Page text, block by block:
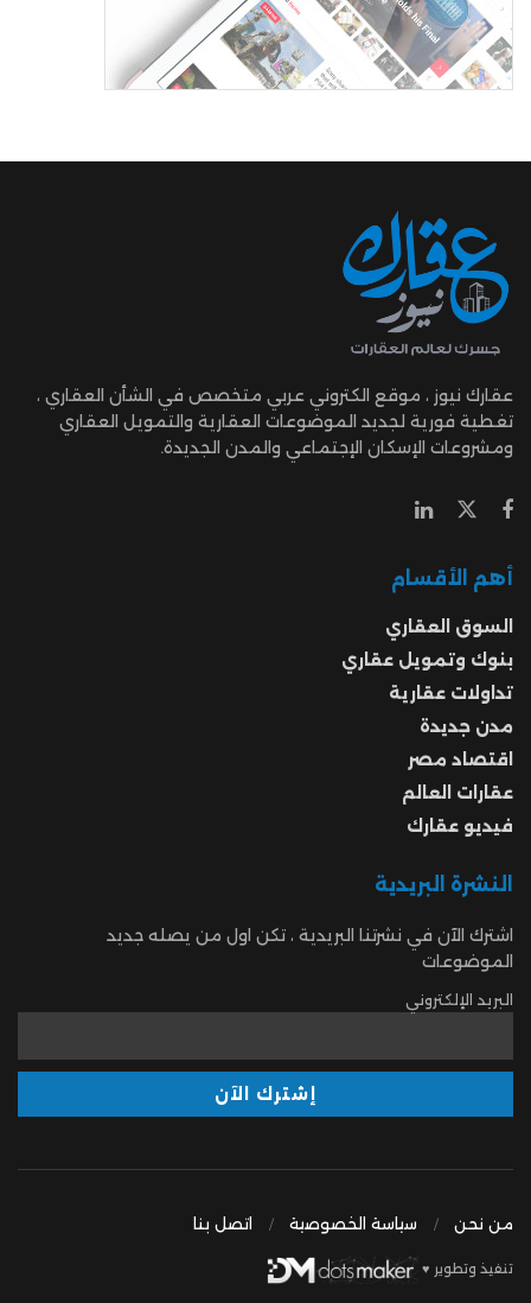
عقارك نيوز ، موقع الكتروني عربي متخصص في الشأن العقاري ،
تغطية فورية لجديد الموضوعات العقارية والتمويل العقاري
ومشروعات الإسكان الإجتماعي والمدن الجديدة.
أهم الأقسام
السوق العقاري
بنوك وتمويل عقاري
تداولات عقارية
مدن جديدة
اقتصاد مصر
عقارات العالم
فيديو عقارك
النشرة البريدية
اشترك الآن في نشرتنا البريدية ، تكن اول من يصله جديد
الموضوعات
البريد الإلكتروني
من نحن سياسة الخصوصية اتصل بنا
تنفيذ وتطوير ♥